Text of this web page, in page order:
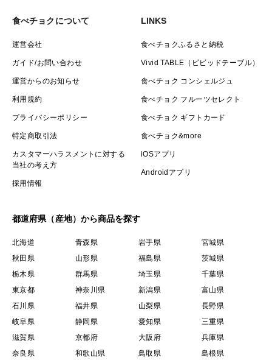
食べチョクについて
運営会社
ガイド/お問い合わせ
運営からのお知らせ
利用規約
プライバシーポリシー
特定商取引法
カスタマーハラスメントに対する
当社の考え方
採用情報
LINKS
食べチョクふるさと納税
Vivid TABLE（ビビッドテーブル）
食べチョク コンシェルジュ
食べチョク フルーツセレクト
食べチョク ギフトカード
食べチョク&more
iOSアプリ
Androidアプリ
都道府県（産地）から商品を探す
北海道 青森県 岩手県
宮城県
秋田県
山形県 福島県
茨城県
栃木県
群馬県 埼玉県
千葉県
東京都
神奈川県 新潟県
富山県
石川県
福井県 山梨県
長野県
岐阜県
静岡県 愛知県
三重県
滋賀県
京都府 大阪府
兵庫県
奈良県
和歌山県 鳥取県
島根県